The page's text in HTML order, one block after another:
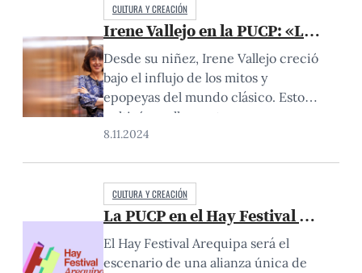
Literatura. Bajo la dirección de la
magíster Rosario Yori, esta iniciativa
CULTURA Y CREACIÓN
Irene Vallejo en la PUCP: «La
Desde su niñez, Irene Vallejo creció
bajo el influjo de los mitos y
epopeyas del mundo clásico. Esto
cultivó en ella una temprana
fascinación por las historias que
clásica y un doctorado en la
Universidad de Zaragoza y
Florencia marcaron su camino…
8.11.2024
CULTURA Y CREACIÓN
La PUCP en el Hay Festival
El Hay Festival Arequipa será el
escenario de una alianza única de